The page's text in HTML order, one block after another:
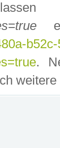
.
weitere